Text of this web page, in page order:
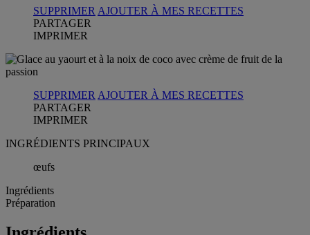
SUPPRIMER AJOUTER À MES RECETTES
PARTAGER
IMPRIMER
SUPPRIMER AJOUTER À MES RECETTES
PARTAGER
IMPRIMER
INGRÉDIENTS PRINCIPAUX
œufs
Ingrédients
Préparation